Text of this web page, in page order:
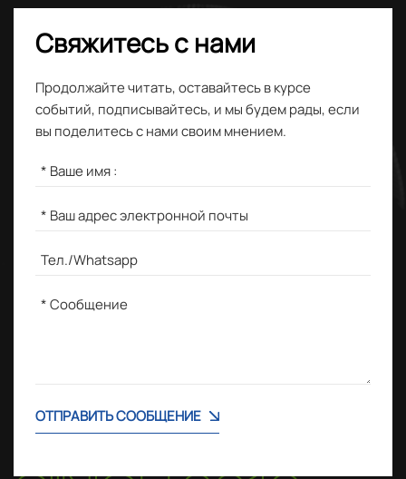
Свяжитесь с нами
Продолжайте читать, оставайтесь в курсе
событий, подписывайтесь, и мы будем рады, если
вы поделитесь с нами своим мнением.
ОТПРАВИТЬ СООБЩЕНИЕ